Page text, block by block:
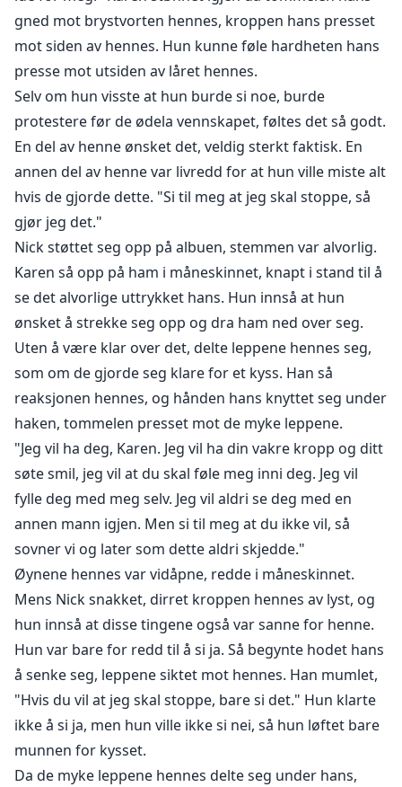
gned mot brystvorten hennes, kroppen hans presset
mot siden av hennes. Hun kunne føle hardheten hans
presse mot utsiden av låret hennes.
Selv om hun visste at hun burde si noe, burde
protestere før de ødela vennskapet, føltes det så godt.
En del av henne ønsket det, veldig sterkt faktisk. En
annen del av henne var livredd for at hun ville miste alt
hvis de gjorde dette. "Si til meg at jeg skal stoppe, så
gjør jeg det."
Nick støttet seg opp på albuen, stemmen var alvorlig.
Karen så opp på ham i måneskinnet, knapt i stand til å
se det alvorlige uttrykket hans. Hun innså at hun
ønsket å strekke seg opp og dra ham ned over seg.
Uten å være klar over det, delte leppene hennes seg,
som om de gjorde seg klare for et kyss. Han så
reaksjonen hennes, og hånden hans knyttet seg under
haken, tommelen presset mot de myke leppene.
"Jeg vil ha deg, Karen. Jeg vil ha din vakre kropp og ditt
søte smil, jeg vil at du skal føle meg inni deg. Jeg vil
fylle deg med meg selv. Jeg vil aldri se deg med en
annen mann igjen. Men si til meg at du ikke vil, så
sovner vi og later som dette aldri skjedde."
Øynene hennes var vidåpne, redde i måneskinnet.
Mens Nick snakket, dirret kroppen hennes av lyst, og
hun innså at disse tingene også var sanne for henne.
Hun var bare for redd til å si ja. Så begynte hodet hans
å senke seg, leppene siktet mot hennes. Han mumlet,
"Hvis du vil at jeg skal stoppe, bare si det." Hun klarte
ikke å si ja, men hun ville ikke si nei, så hun løftet bare
munnen for kysset.
Da de myke leppene hennes delte seg under hans,